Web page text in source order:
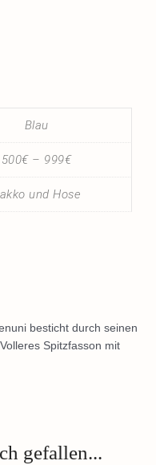
Blau
500€ – 999€
und Hose
besticht durch seinen
Spitzfasson mit
gefallen...